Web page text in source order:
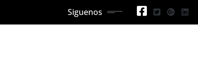
Siguenos